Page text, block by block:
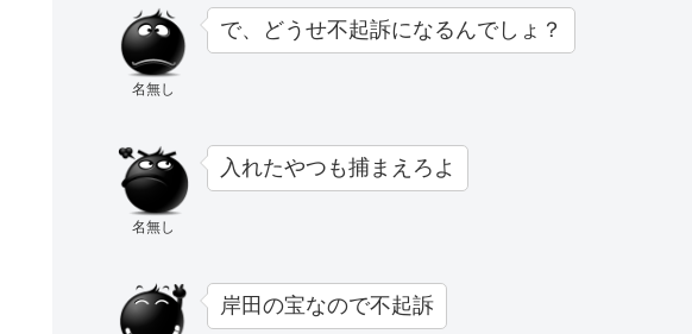
名無し
で、どうせ不起訴になるんでしょ？
名無し
入れたやつも捕まえろよ
岸田の宝なので不起訴